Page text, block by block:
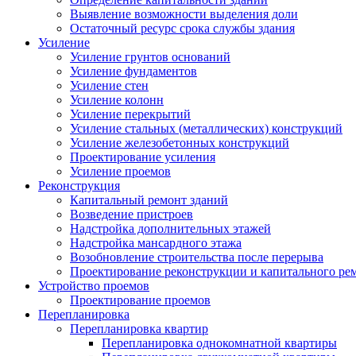
Выявление возможности выделения доли
Остаточный ресурс срока службы здания
Усиление
Усиление грунтов оснований
Усиление фундаментов
Усиление стен
Усиление колонн
Усиление перекрытий
Усиление стальных (металлических) конструкций
Усиление железобетонных конструкций
Проектирование усиления
Усиление проемов
Реконструкция
Капитальный ремонт зданий
Возведение пристроев
Надстройка дополнительных этажей
Надстройка мансардного этажа
Возобновление строительства после перерыва
Проектирование реконструкции и капитального
Устройство проемов
Проектирование проемов
Перепланировка
Перепланировка квартир
Перепланировка однокомнатной квартиры